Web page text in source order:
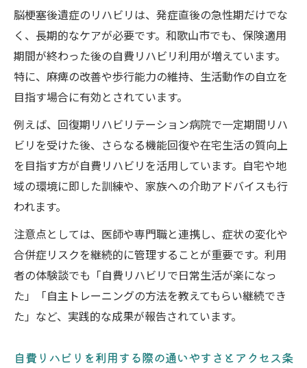
と特徴
自費リハビリで継続的なサポートを受ける
メリット
訪問型自費リハビリの現場で実感する安心
感
和歌山市の生活環境に合わせた支援の工夫
例
地域住民の声から見る自費リハビリの実際
和歌山市で最適な自費リハビリを見極める方法
のポイント
料金や通いやすさを比較して自費リハビリ
を検討
自費リハビリの体験談から学ぶ施設選びの
コツ
脳梗塞後遺症のリハビリは、発症直後の急性期だけでな
く、長期的なケアが必要です。和歌山市でも、保険適用
期間が終わった後の自費リハビリ利用が増えています。
特に、麻痺の改善や歩行能力の維持、生活動作の自立を
目指す場合に有効とされています。
例えば、回復期リハビリテーション病院で一定期間リハ
ビリを受けた後、さらなる機能回復や在宅生活の質向上
を目指す方が自費リハビリを活用しています。自宅や地
域の環境に即した訓練や、家族への介助アドバイスも行
われます。
注意点としては、医師や専門職と連携し、症状の変化や
合併症リスクを継続的に管理することが重要です。利用
者の体験談でも「自費リハビリで日常生活が楽になっ
た」「自主トレーニングの方法を教えてもらい継続でき
た」など、実践的な成果が報告されています。
自費リハビリを利用する際の通いやすさとアクセス条